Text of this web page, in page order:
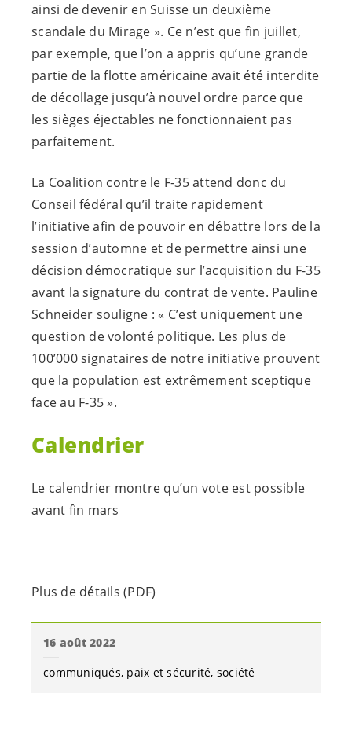
ainsi de devenir en Suisse un deuxième
scandale du Mirage ». Ce n’est que fin juillet,
par exemple, que l’on a appris qu’une grande
partie de la flotte américaine avait été interdite
de décollage jusqu’à nouvel ordre parce que
les sièges éjectables ne fonctionnaient pas
parfaitement.
La Coalition contre le F-35 attend donc du
Conseil fédéral qu’il traite rapidement
l’initiative afin de pouvoir en débattre lors de la
session d’automne et de permettre ainsi une
décision démocratique sur l’acquisition du F-35
avant la signature du contrat de vente. Pauline
Schneider souligne : « C’est uniquement une
question de volonté politique. Les plus de
100’000 signataires de notre initiative prouvent
que la population est extrêmement sceptique
face au F-35 ».
Calendrier
Le calendrier montre qu’un vote est possible
avant fin mars
Plus de détails (PDF)
16 août 2022
communiqués paix et sécurité société